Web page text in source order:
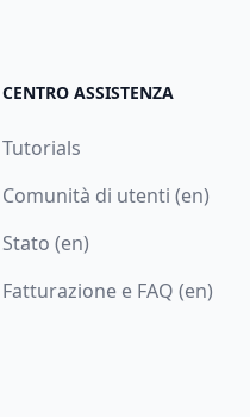
CENTRO ASSISTENZA
Tutorials
Comunità di utenti (en)
Stato (en)
Fatturazione e FAQ (en)